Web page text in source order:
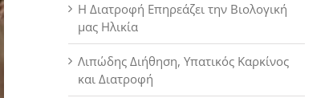
Η Διατροφή Επηρεάζει την Βιολογική
μας Ηλικία
Λιπώδης Διήθηση, Υπατικός Καρκίνος
και Διατροφή